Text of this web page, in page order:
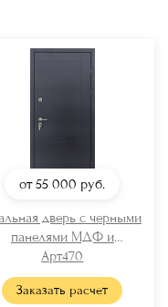
от 55 000 руб.
дверь с черными
панелями МДФ и
отбойником
Арт470
Заказать расчет